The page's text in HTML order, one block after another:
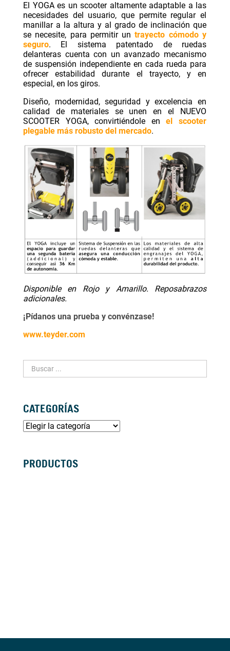
El YOGA es un scooter altamente adaptable a las
necesidades del usuario, que permite regular el
manillar a la altura y al grado de inclinación que
se necesite, para permitir untrayecto cómodo y
seguro. El sistema patentado de ruedas
delanteras cuenta con un avanzado mecanismo
de suspensión independiente en cada rueda para
ofrecer estabilidad durante el trayecto, y en
especial, en los giros.
Diseño, modernidad, seguridad y excelencia en
calidad de materiales se unen en el NUEVO
SCOOTER YOGA, convirtiéndole enel scooter
plegable más robusto del mercado.
Disponible en Rojo y Amarillo. Reposabrazos
adicionales.
¡Pídanos una prueba y convénzase!
www.teyder.com
CATEGORÍAS
PRODUCTOS